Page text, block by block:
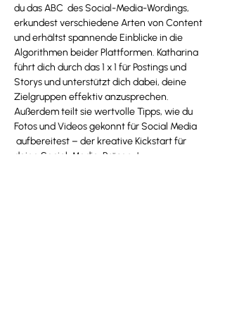
du das ABC  des Social-Media-Wordings,
erkundest verschiedene Arten von Content
und erhältst spannende Einblicke in die
Algorithmen beider Plattformen. Katharina
führt dich durch das 1 x 1 für Postings und
Storys und unterstützt dich dabei, deine
Zielgruppen effektiv anzusprechen.
Außerdem teilt sie wertvolle Tipps, wie du
Fotos und Videos gekonnt für Social Media
aufbereitest – der kreative Kickstart für
deine Social-Media-Präsenz!